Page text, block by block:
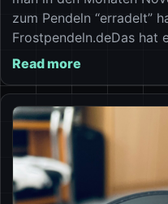
zum Pendeln “erradelt”
Frostpendeln.deDas hat
Read more